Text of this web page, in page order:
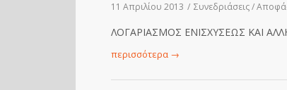
11 Απριλίου 2013 / Συνεδριάσεις /
ΛΟΓΑΡΙΑΣΜΟΣ ΕΝΙΣΧΥΣΕΩΣ ΚΑΙ
περισσότερα →